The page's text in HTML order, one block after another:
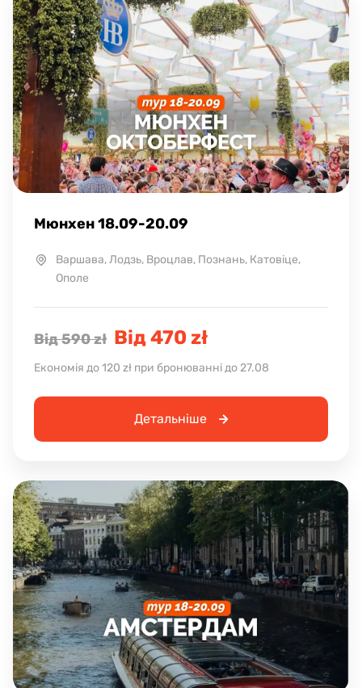
Мюнхен 18.09-20.09
Варшава, Лодзь, Вроцлав, Познань, Катовіце,
Ополе
Від 590 zł Від 470 zł
Економія до 120 zł при бронюванні до 27.08
Детальніше